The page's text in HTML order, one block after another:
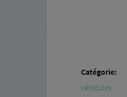
Catégorie:
véhicules